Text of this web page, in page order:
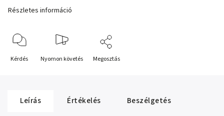
Részletes információ
Kérdés Nyomon követés Megosztás
Leírás Értékelés
Beszélgetés